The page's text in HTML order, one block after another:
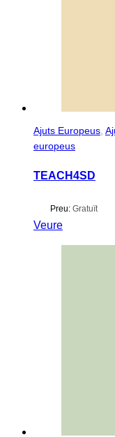
Ajuts Europeus
europeus
TEACH4SD
Preu: Gratuït
Veure